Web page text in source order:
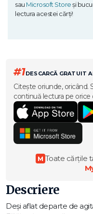
sau Microsoft Storeși
lectura acestei cărți!
#1DESCARCĂ GRATUIT
Citește oriunde, oricând.
continuă lectura pe orice
M Toate cărțile
Descriere
Deși aflat departe de